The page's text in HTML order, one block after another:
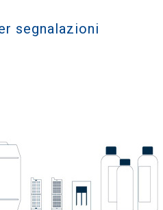
segnalazioni